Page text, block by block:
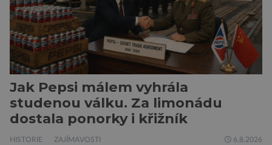
Jak Pepsi málem vyhrála
studenou válku. Za limonádu
dostala ponorky i křižník
HISTORIE ZAJÍMAVOSTI 6.8.2026